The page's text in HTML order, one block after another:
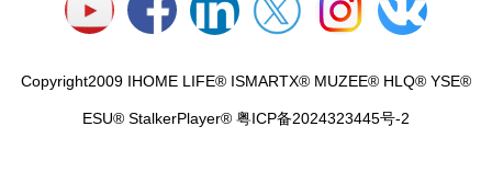
Copyright2009 IHOME LIFE® ISMARTX® MUZEE® HLQ® YSE®
ESU® StalkerPlayer® 粤ICP备2024323445号-2